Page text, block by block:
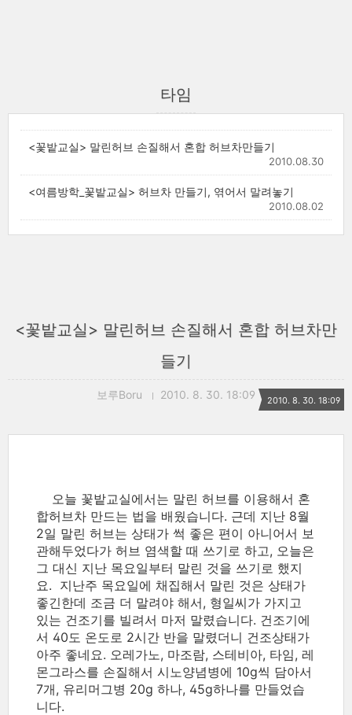
타임
<꽃밭교실> 말린허브 손질해서 혼합 허브차만들기
2010.08.30
<여름방학_꽃밭교실> 허브차 만들기, 엮어서 말려놓기
2010.08.02
<꽃밭교실> 말린허브 손질해서 혼합 허브차만
들기
보루Boru 2010. 8. 30. 18:09 2010. 8. 30. 18:09
오늘 꽃밭교실에서는 말린 허브를 이용해서 혼
합허브차 만드는 법을 배웠습니다. 근데 지난 8월
2일 말린 허브는 상태가 썩 좋은 편이 아니어서 보
관해두었다가 허브 염색할 때 쓰기로 하고, 오늘은
그 대신 지난 목요일부터 말린 것을 쓰기로 했지
요. 지난주 목요일에 채집해서 말린 것은 상태가
좋긴한데 조금 더 말려야 해서, 형일씨가 가지고
있는 건조기를 빌려서 마저 말렸습니다. 건조기에
서 40도 온도로 2시간 반을 말렸더니 건조상태가
아주 좋네요. 오레가노, 마조람, 스테비아, 타임, 레
몬그라스를 손질해서 시노양념병에 10g씩 담아서
7개, 유리머그병 20g 하나, 45g하나를 만들었습
니다.